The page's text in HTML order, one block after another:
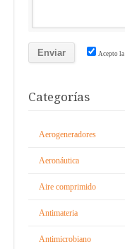
Acepto la
Categorías
Aerogeneradores
Aeronáutica
Aire comprimido
Antimateria
Antimicrobiano